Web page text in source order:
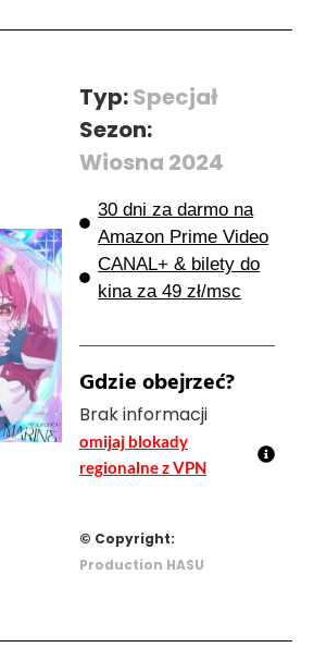
Typ:Specjał
Sezon:
Wiosna 2024
30 dni za darmo na
Amazon Prime Video
CANAL+ & bilety do
kina za 49 zł/msc
Gdzie obejrzeć?
Brak informacji
omijaj blokady
regionalne z VPN
© Copyright:
Production HASU